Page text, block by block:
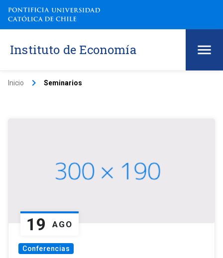
Instituto de Economía
Inicio keyboard_arrow_right Seminarios
19 AGO
Conferencias